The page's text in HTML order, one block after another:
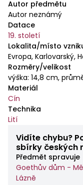
Autor předmětu
Autor neznámý
Datace
19. století
Lokalita/místo
Evropa, Karlovarský,
Rozměry/velikost
výška: 14,8 cm,
Materiál
Cín
Technika
Lití
Vidíte chybu?
sbírky českých
Předmět spravuje
Goethův dům -
Lázně